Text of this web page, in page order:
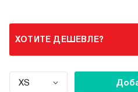
ХОТИТЕ ДЕШЕВЛЕ?
XS